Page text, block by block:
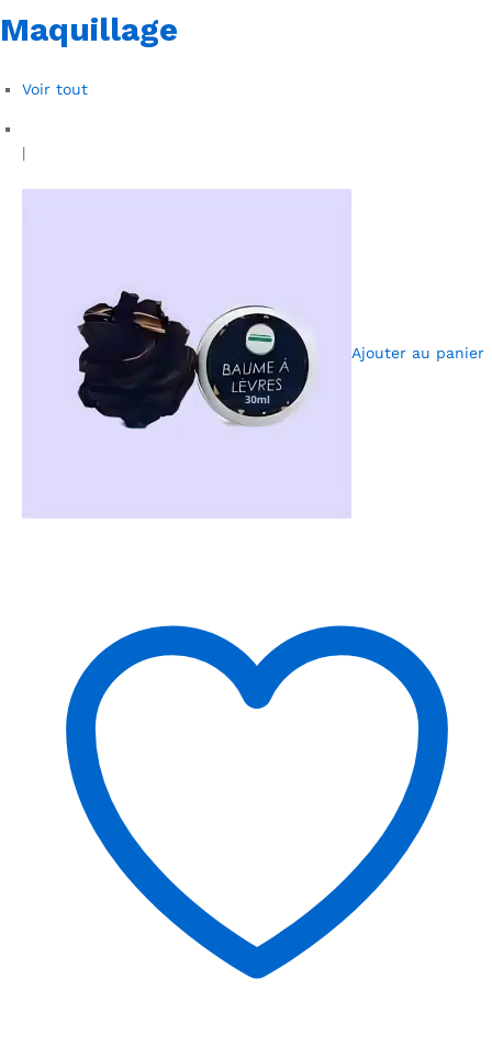
Maquillage
Voir tout
|
Ajouter au panier